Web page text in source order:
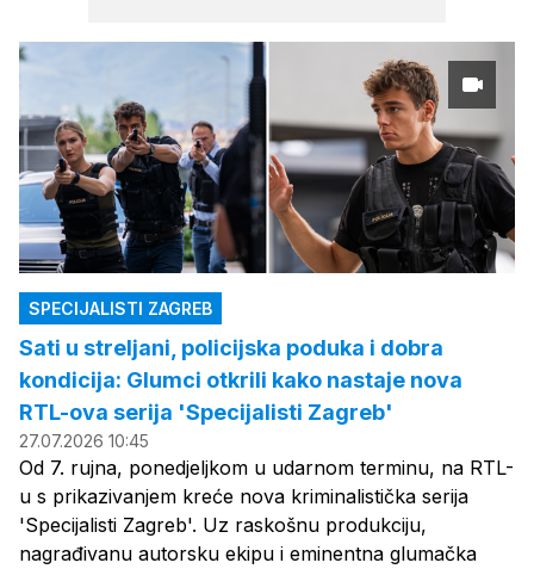
SPECIJALISTI ZAGREB
Sati u streljani, policijska poduka i dobra
kondicija: Glumci otkrili kako nastaje nova
RTL-ova serija 'Specijalisti Zagreb'
27.07.2026 10:45
Od 7. rujna, ponedjeljkom u udarnom terminu, na RTL-
u s prikazivanjem kreće nova kriminalistička serija
'Specijalisti Zagreb'. Uz raskošnu produkciju,
nagrađivanu autorsku ekipu i eminentna glumačka